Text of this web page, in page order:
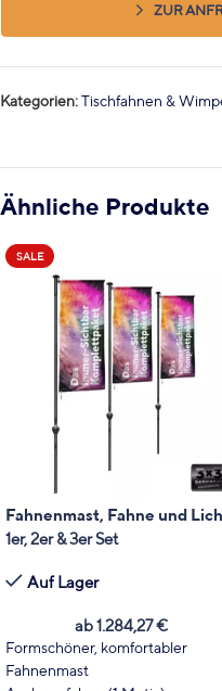
ZUR
Kategorien:Tischfahnen &
Ähnliche Produkte
SALE
Fahnenmast, Fahne und
1er, 2er & 3er Set
Auf Lager
ab1.284,27€
Formschöner, komfortabler
Fahnenmast